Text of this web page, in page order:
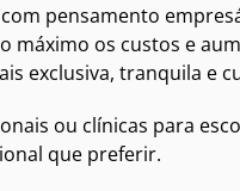
pensamento
máximo os custos e
exclusiva, tranquila e
ou clínicas para
que preferir.